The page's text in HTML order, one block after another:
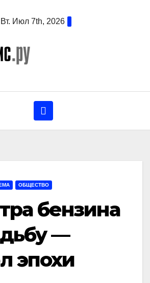
Вт. Июл 7th, 2026
ОБЩЕСТВО
бензина
—
эпохи